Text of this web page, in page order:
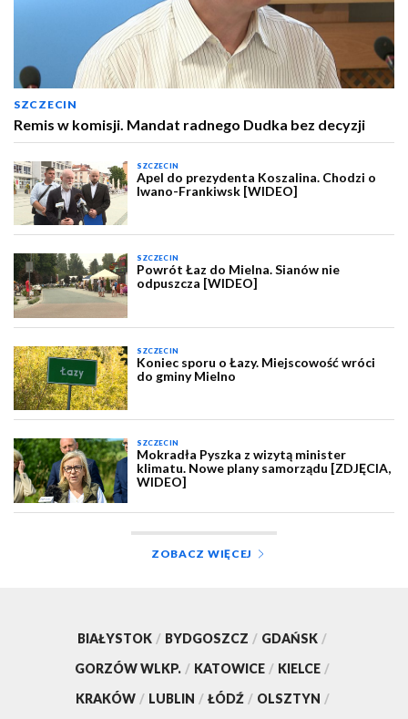
SZCZECIN
Remis w komisji. Mandat radnego Dudka bez decyzji
SZCZECIN
Apel do prezydenta Koszalina. Chodzi o
Iwano-Frankiwsk [WIDEO]
SZCZECIN
Powrót Łaz do Mielna. Sianów nie
odpuszcza [WIDEO]
SZCZECIN
Koniec sporu o Łazy. Miejscowość wróci
do gminy Mielno
SZCZECIN
Mokradła Pyszka z wizytą minister
klimatu. Nowe plany samorządu [ZDJĘCIA,
WIDEO]
ZOBACZ WIĘCEJ
BIAŁYSTOK / BYDGOSZCZ / GDAŃSK /
GORZÓW WLKP. / KATOWICE / KIELCE /
KRAKÓW / LUBLIN / ŁÓDŹ / OLSZTYN /